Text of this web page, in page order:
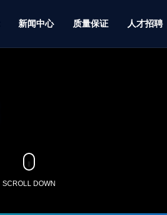
新闻中心 质量保证 人才招聘
SCROLL DOWN